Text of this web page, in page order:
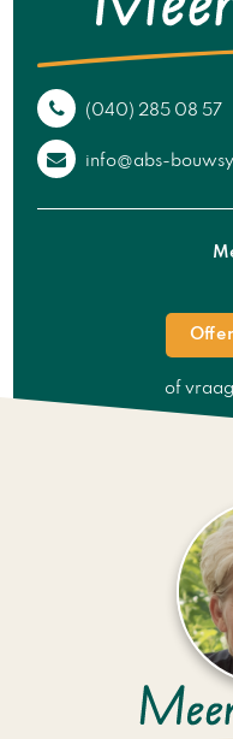
(040) 285 08 57
info@abs-
of